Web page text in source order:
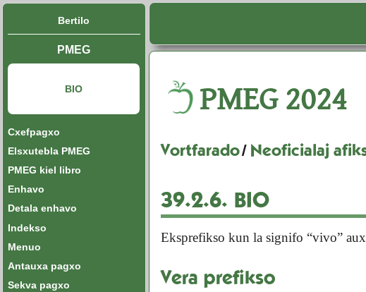
Bertilo
PMEG
BIO
Cxefpagxo
Elsxutebla PMEG
PMEG kiel libro
Enhavo
Detala enhavo
Indekso
Menuo
Antauxa pagxo
Sekva pagxo
PMEG2024
Vortfarado/ Neoficialaj
39.2.6. BIO
Eksprefikso kun la signifo “vivo”
Vera prefikso